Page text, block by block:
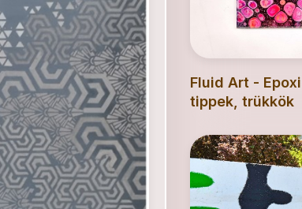
Fluid Art -
tippek, trükkök